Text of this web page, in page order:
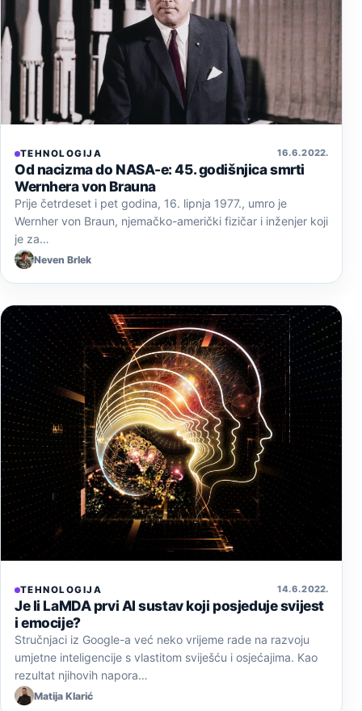
TEHNOLOGIJA 16. 6. 2022.
Od nacizma do NASA-e: 45. godišnjica smrti
Wernhera von Brauna
Prije četrdeset i pet godina, 16. lipnja 1977., umro je
Wernher von Braun, njemačko-američki fizičar i inženjer koji
je za…
Neven Brlek
TEHNOLOGIJA 14. 6. 2022.
Je li LaMDA prvi AI sustav koji posjeduje svijest
i emocije?
Stručnjaci iz Google-a već neko vrijeme rade na razvoju
umjetne inteligencije s vlastitom sviješću i osjećajima. Kao
rezultat njihovih napora…
Matija Klarić